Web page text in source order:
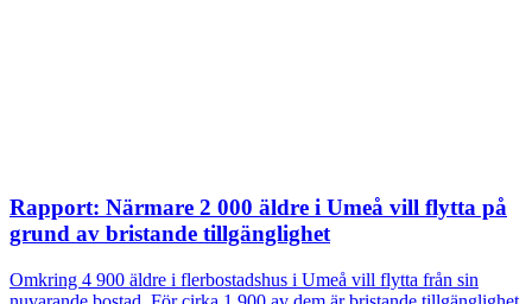
Rapport: Närmare 2 000 äldre i Umeå vill flytta på
grund av bristande tillgänglighet
Omkring 4 900 äldre i flerbostadshus i Umeå vill flytta från sin